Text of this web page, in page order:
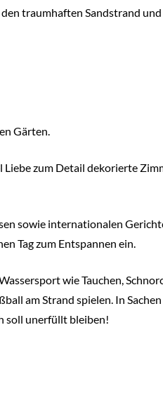
traumhaften Sandstrand
Gärten.
zum Detail dekorierte
sowie internationalen
Tag zum Entspannen ein.
wie Tauchen,
am Strand spielen. In
soll unerfüllt bleiben!